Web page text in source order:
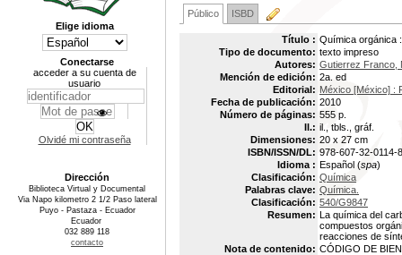
Público ISBD
Título : Química orgánica
Tipo de documento: texto impreso
Autores: Gutierrez Franco,
Mención de edición: 2a. ed
Editorial: México [México] :
Fecha de publicación: 2010
Número de páginas: 555 p.
Il.: il., tbls., gráf.
Dimensiones: 20 x 27 cm
ISBN/ISSN/DL: 978-607-32-0114-8
Idioma : Español (spa)
Clasificación: Química
Palabras clave: Química.
Clasificación: 540/G9847
Resumen: La química del
compuestos
reacciones de
Nota de contenido: CÓDIGO DE
Elige idioma
Conectarse
acceder a su cuenta de
usuario
Olvidé mi contraseña
Dirección
Biblioteca Virtual y Documental
Via Napo kilometro 2 1/2 Paso lateral
Puyo - Pastaza - Ecuador
Ecuador
032 889 118
contacto